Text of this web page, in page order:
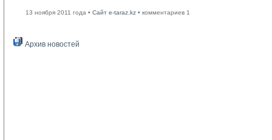
13 ноября 2011 года • Сайт e-taraz.kz • комментариев 1
Архив новостей